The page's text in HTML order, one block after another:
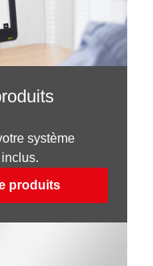
système
produits